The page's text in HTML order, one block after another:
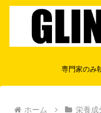
専門家のみ
ホーム 栄養成